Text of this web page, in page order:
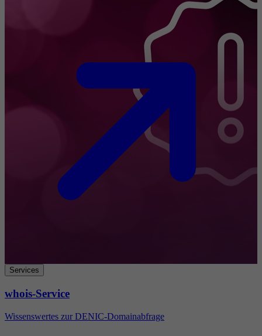
Services
whois-Service
Wissenswertes zur DENIC-Domainabfrage